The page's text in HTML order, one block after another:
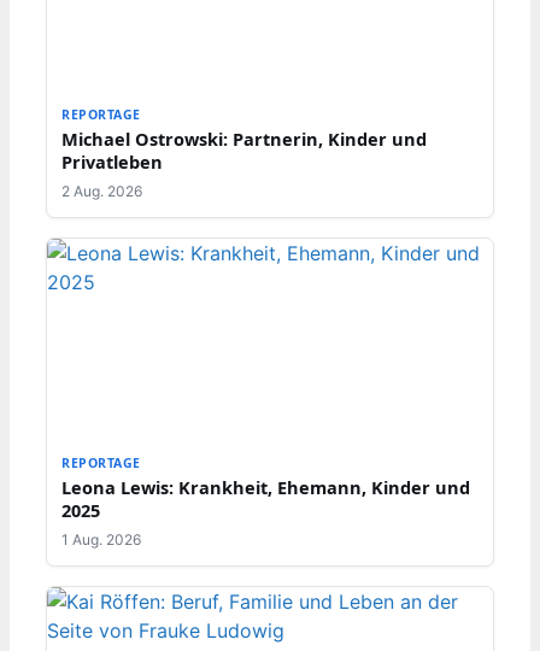
REPORTAGE
Michael Ostrowski: Partnerin, Kinder und
Privatleben
2 Aug. 2026
REPORTAGE
Leona Lewis: Krankheit, Ehemann, Kinder und
2025
1 Aug. 2026